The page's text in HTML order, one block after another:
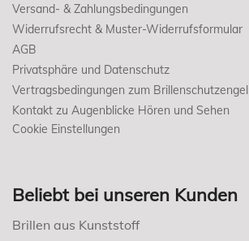
Versand- & Zahlungsbedingungen
Widerrufsrecht & Muster-Widerrufsformular
AGB
Privatsphäre und Datenschutz
Vertragsbedingungen zum Brillenschutzengel
Kontakt zu Augenblicke Hören und Sehen
Cookie Einstellungen
Beliebt bei unseren Kunden
Brillen aus Kunststoff